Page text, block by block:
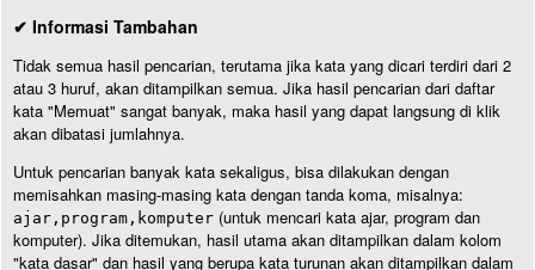
✔ Informasi Tambahan
Tidak semua hasil pencarian, terutama jika kata yang dicari terdiri dari 2
atau 3 huruf, akan ditampilkan semua. Jika hasil pencarian dari daftar
kata "Memuat" sangat banyak, maka hasil yang dapat langsung di klik
akan dibatasi jumlahnya.
Untuk pencarian banyak kata sekaligus, bisa dilakukan dengan
memisahkan masing-masing kata dengan tanda koma, misalnya:
ajar,program,komputer (untuk mencari kata ajar, program dan
komputer). Jika ditemukan, hasil utama akan ditampilkan dalam kolom
"kata dasar" dan hasil yang berupa kata turunan akan ditampilkan dalam